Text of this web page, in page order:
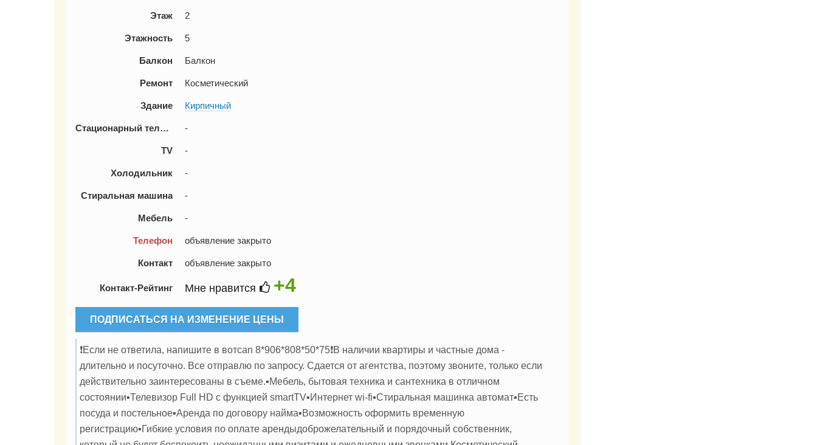
Этаж 2
Этажность 5
Балкон Балкон
Ремонт Косметический
Здание Кирпичный
Стационарный телефон -
TV -
Холодильник -
Стиральная машина -
Мебель -
Телефон объявление закрыто
Контакт объявление закрыто
Контакт-Рейтинг Мне нравится +4
ПОДПИСАТЬСЯ НА ИЗМЕНЕНИЕ ЦЕНЫ
❗️Если не ответила, напишите в вoтcan 8*906*808*50*75❗️В наличии квартиры и частные дома -
длительно и посуточно. Все отправлю по запросу. Сдается от агентства, поэтому звоните, только если
действительно заинтересованы в съеме.▪️Мебель, бытовая техника и сантехника в отличном
состоянии▪️Телевизор Full HD с функцией smartTV▪️Интернет wi-fi▪️Стиральная машинка автомат▪️Есть
посуда и постельное▪️Аренда по договору найма▪️Возможность оформить временную
регистрацию▪️Гибкие условия по оплате арендыдоброжелательный и порядочный собственник,